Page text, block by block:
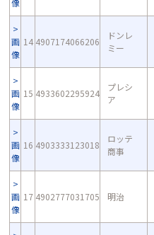
像
画
像
14 4907174066206
ドンレ
ミー
画
像
15 4933602295924
プレシ
ア
画
像
16 4903333123018
ロッテ
商事
画
像
17 4902777031705 明治